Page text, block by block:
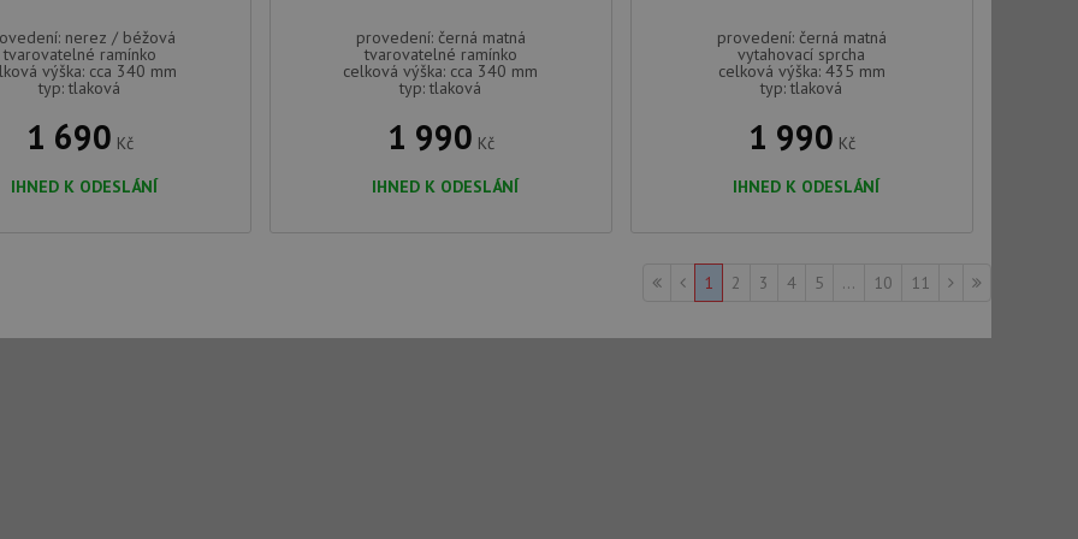
nerez / béžová
tvarovatelné ramínko
výška: cca 340 mm
typ: tlaková
1 690 Kč
IHNED K ODESLÁNÍ
provedení: černá matná
tvarovatelné ramínko
celková výška: cca 340 mm
typ: tlaková
1 990 Kč
IHNED K ODESLÁNÍ
provedení: černá matná
vytahovací sprcha
celková výška: 435 mm
typ: tlaková
1 990 Kč
IHNED K ODESLÁNÍ
1 2 3 4 5 ... 10 11
.youtube.com
uživatelských předvoleb pro videa Youtube vložená do
webů; může také určit, zda návštěvník webu používá novou
nebo starou verzi rozhraní Youtube.